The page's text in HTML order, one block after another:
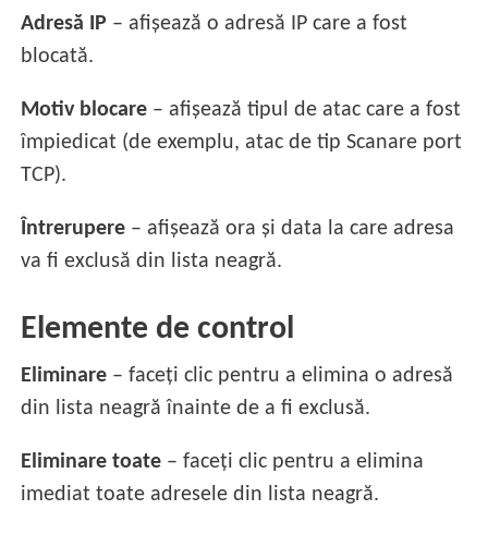
Adresă IP – afișează o adresă IP care a fost
blocată.
Motiv blocare – afișează tipul de atac care a fost
împiedicat (de exemplu, atac de tip Scanare port
TCP).
Întrerupere – afișează ora și data la care adresa
va fi exclusă din lista neagră.
Elemente de control
Eliminare – faceți clic pentru a elimina o adresă
din lista neagră înainte de a fi exclusă.
Eliminare toate – faceți clic pentru a elimina
imediat toate adresele din lista neagră.